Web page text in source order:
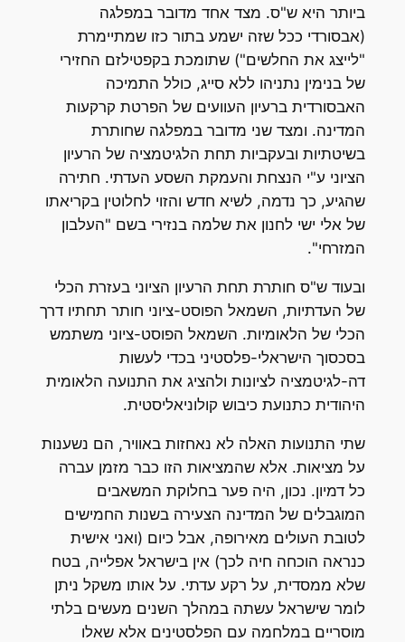
ביותר היא ש"ס. מצד אחד מדובר במפלגה
(אבסורדי ככל שזה ישמע בתור כזו שמתיימרת
"לייצג את החלשים") שתומכת בקפטילזם החזירי
של בנימין נתניהו ללא סייג, כולל התמיכה
האבסורדית ברעיון העוועים של הפרטת קרקעות
המדינה. ומצד שני מדובר במפלגה שחותרת
בשיטתיות ובעקביות תחת הלגיטמציה של הרעיון
הציוני ע"י הנצחת והעמקת השסע העדתי. חתירה
שהגיע, כך נדמה, לשיא חדש והזוי לחלוטין בקריאתו
של אלי ישי לחנון את שלמה בנזירי בשם "העלבון
המזרחי".
ובעוד ש"ס חותרת תחת הרעיון הציוני בעזרת הכלי
של העדתיות, השמאל הפוסט-ציוני חותר תחתיו דרך
הכלי של הלאומיות. השמאל הפוסט-ציוני משתמש
בסכסוך הישראלי-פלסטיני בכדי לעשות
דה-לגיטמציה לציונות ולהציג את התנועה הלאומית
היהודית כתנועת כיבוש קולוניאליסטית.
שתי התנועות האלה לא נאחזות באוויר, הם נשענות
על מציאות. אלא שהמציאות הזו כבר מזמן עברה
כל דמיון. נכון, היה פער בחלוקת המשאבים
המוגבלים של המדינה הצעירה בשנות החמישים
לטובת העולים מאירופה, אבל כיום (ואני אישית
כנראה הוכחה חיה לכך) אין בישראל אפלייה, בטח
שלא ממסדית, על רקע עדתי. על אותו משקל ניתן
לומר שישראל עשתה במהלך השנים מעשים בלתי
מוסריים במלחמה עם הפלסטינים אלא שאלו